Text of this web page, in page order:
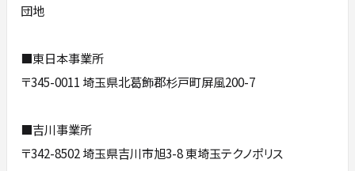
団地
■東日本事業所
〒345-0011 埼玉県北葛飾郡杉戸町屏風200-7
■吉川事業所
〒342-8502 埼玉県吉川市旭3-8 東埼玉テクノポリス